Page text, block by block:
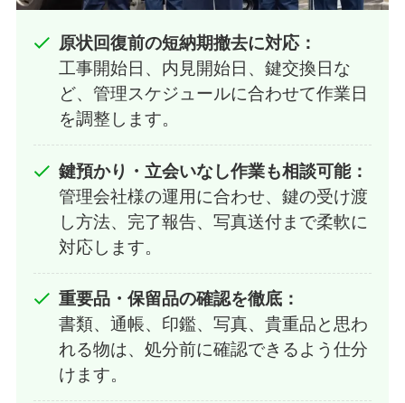
原状回復前の短納期撤去に対応：
工事開始日、内見開始日、鍵交換日な
ど、管理スケジュールに合わせて作業日
を調整します。
鍵預かり・立会いなし作業も相談可能：
管理会社様の運用に合わせ、鍵の受け渡
し方法、完了報告、写真送付まで柔軟に
対応します。
重要品・保留品の確認を徹底：
書類、通帳、印鑑、写真、貴重品と思わ
れる物は、処分前に確認できるよう仕分
けます。